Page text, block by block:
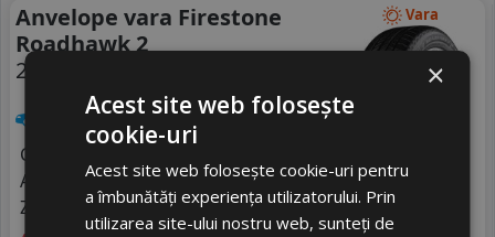
Vara
Anvelope vara Firestone
Roadhawk 2
215/55 R16 93V
Turisme
Consum
Aderenta A
Zgomot A 71 dB
×
Acest site web folosește
cookie-uri
Acest site web folosește cookie-uri pentru
a îmbunătăți experiența utilizatorului. Prin
utilizarea site-ului nostru web, sunteți de